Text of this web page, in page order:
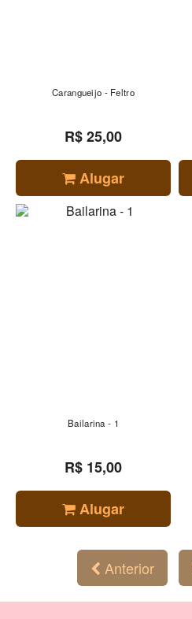
Carangueijo - Feltro
R$ 25,00
Alugar
Bailarina - 1
R$ 15,00
Alugar
Anterior